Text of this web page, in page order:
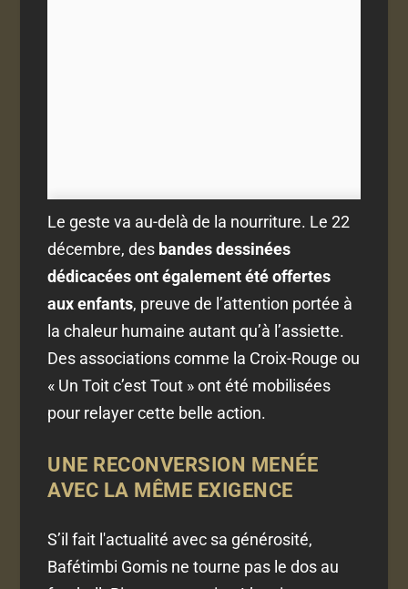
Le geste va au-delà de la nourriture. Le 22
décembre, des bandes dessinées
dédicacées ont également été offertes
aux enfants, preuve de l’attention portée à
la chaleur humaine autant qu’à l’assiette.
Des associations comme la Croix-Rouge ou
« Un Toit c’est Tout » ont été mobilisées
pour relayer cette belle action.
UNE RECONVERSION MENÉE
AVEC LA MÊME EXIGENCE
S’il fait l'actualité avec sa générosité,
Bafétimbi Gomis ne tourne pas le dos au